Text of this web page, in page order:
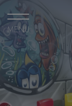
MENU